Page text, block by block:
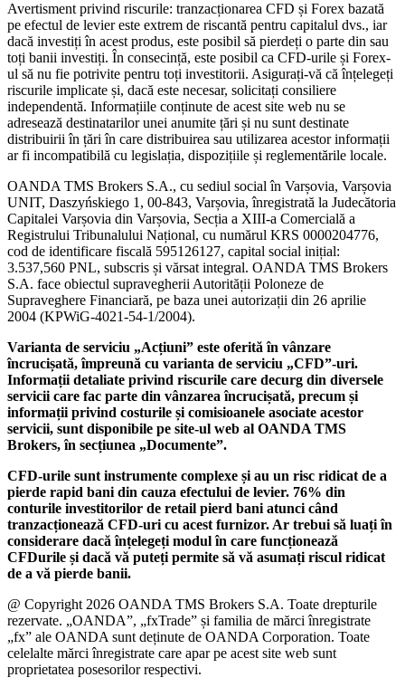
Avertisment privind riscurile: tranzacționarea CFD și Forex bazată
pe efectul de levier este extrem de riscantă pentru capitalul dvs., iar
dacă investiți în acest produs, este posibil să pierdeți o parte din sau
toți banii investiți. În consecință, este posibil ca CFD-urile și Forex-
ul să nu fie potrivite pentru toți investitorii. Asigurați-vă că înțelegeți
riscurile implicate și, dacă este necesar, solicitați consiliere
independentă. Informațiile conținute de acest site web nu se
adresează destinatarilor unei anumite țări și nu sunt destinate
distribuirii în țări în care distribuirea sau utilizarea acestor informații
ar fi incompatibilă cu legislația, dispozițiile și reglementările locale.
OANDA TMS Brokers S.A., cu sediul social în Varșovia, Varșovia
UNIT, Daszyńskiego 1, 00-843, Varșovia, înregistrată la Judecătoria
Capitalei Varșovia din Varșovia, Secția a XIII-a Comercială a
Registrului Tribunalului Național, cu numărul KRS 0000204776,
cod de identificare fiscală 595126127, capital social inițial:
3.537,560 PNL, subscris și vărsat integral. OANDA TMS Brokers
S.A. face obiectul supravegherii Autorității Poloneze de
Supraveghere Financiară, pe baza unei autorizații din 26 aprilie
2004 (KPWiG-4021-54-1/2004).
Varianta de serviciu „Acțiuni” este oferită în vânzare
încrucișată, împreună cu varianta de serviciu „CFD”-uri.
Informații detaliate privind riscurile care decurg din diversele
servicii care fac parte din vânzarea încrucișată, precum și
informații privind costurile și comisioanele asociate acestor
servicii, sunt disponibile pe site-ul web al OANDA TMS
Brokers, în secțiunea „Documente”.
CFD-urile sunt instrumente complexe și au un risc ridicat de a
pierde rapid bani din cauza efectului de levier. 76% din
conturile investitorilor de retail pierd bani atunci când
tranzacționează CFD-uri cu acest furnizor. Ar trebui să luați în
considerare dacă înțelegeți modul în care funcționează
CFDurile și dacă vă puteți permite să vă asumați riscul ridicat
de a vă pierde banii.
@ Copyright 2026 OANDA TMS Brokers S.A. Toate drepturile
rezervate. „OANDA”, „fxTrade” și familia de mărci înregistrate
„fx” ale OANDA sunt deținute de OANDA Corporation. Toate
celelalte mărci înregistrate care apar pe acest site web sunt
proprietatea posesorilor respectivi.